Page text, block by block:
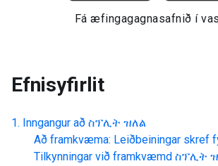
Fá æfingagagnasafnið í
Efnisyfirlit
Inngangur að ስፕሊት ዝለል
Að framkvæma: Leiðbeiningar skref
Tilkynningar við framkvæmd ስፕሊት